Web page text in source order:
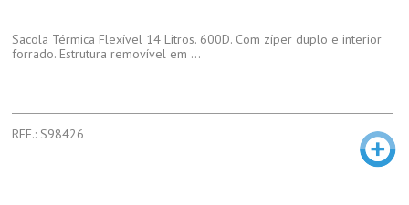
Sacola Térmica Flexível 14 Litros. 600D. Com zíper duplo e interior
forrado. Estrutura removível em ...
REF.: S98426